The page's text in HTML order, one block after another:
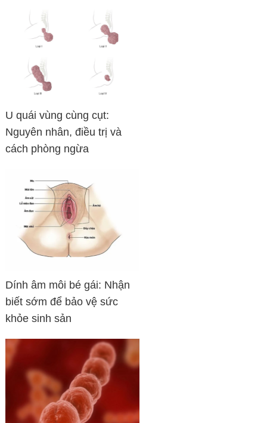
U quái vùng cùng cụt:
Nguyên nhân, điều trị và
cách phòng ngừa
Dính âm môi bé gái: Nhận
biết sớm để bảo vệ sức
khỏe sinh sản